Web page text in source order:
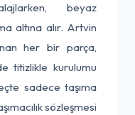
beyaz
altına alır. Artvin
her bir parça,
titizlikle kurulumu
sadece taşıma
sözleşmesi